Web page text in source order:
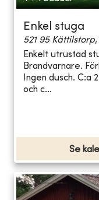
Enkel stuga
521 95
Enkelt utrustad
Brandvarnare.
Ingen dusch. C:a
och c...
Se